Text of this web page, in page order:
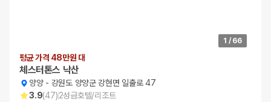
1 / 66
평균 가격 48만원 대
체스터톤스 낙산
양양- 강원도 양양군 강현면 일출로 47
3.9(47)2성급호텔/리조트